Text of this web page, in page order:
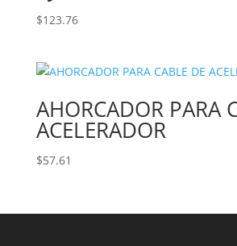
$123.76
AHORCADOR PARA
ACELERADOR
$57.61